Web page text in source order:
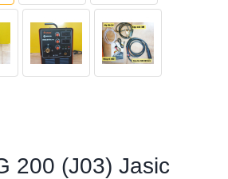
200 (J03) Jasic